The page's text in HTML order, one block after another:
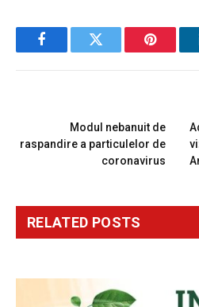
FacebookTwitter Pinterest
Modul nebanuit de
raspandire a particulelor de
coronavirus
RELATED POSTS